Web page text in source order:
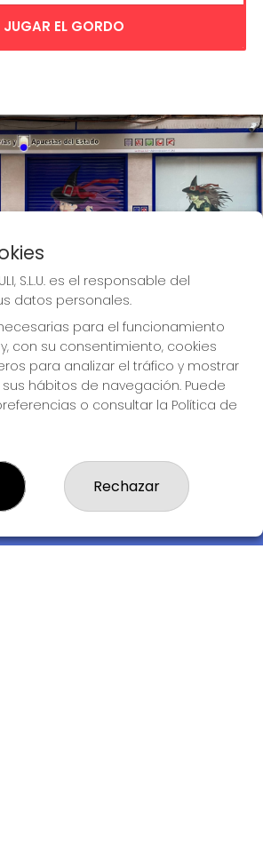
JUGAR EL GORDO
suerte de La Bruja Juli
JULI, S.L.U.
S.L.U. es el responsable del
datos personales.
para el funcionamiento
con su consentimiento, cookies
para analizar el tráfico y mostrar
hábitos de navegación. Puede
o consultar la Política de
Rechazar